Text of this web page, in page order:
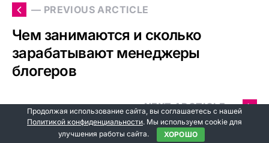
— PREVIOUS ARCTICLE
Чем занимаются и сколько
зарабатывают менеджеры
блогеров
NEXT ARCTICLE —
Чем занимается SEO-специалист
Продолжая использование сайта, вы соглашаетесь с нашей
Политикой конфиденциальности. Мы используем cookie для
улучшения работы сайта.
ХОРОШО